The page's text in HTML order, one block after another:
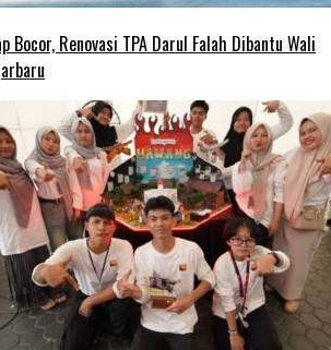
Bocor, Renovasi TPA Darul Falah Dibantu Wali